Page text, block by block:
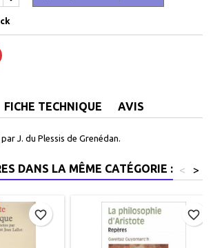
FICHE TECHNIQUE AVIS
J. du Plessis de Grenédan.
DANS LA MÊME CATÉGORIE : >
<
favorite_border favorite_border